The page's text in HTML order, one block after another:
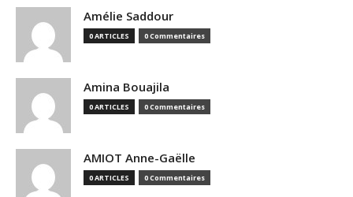
Amélie Saddour
0 ARTICLES 0 Commentaires
Amina Bouajila
0 ARTICLES 0 Commentaires
AMIOT Anne-Gaëlle
0 ARTICLES 0 Commentaires